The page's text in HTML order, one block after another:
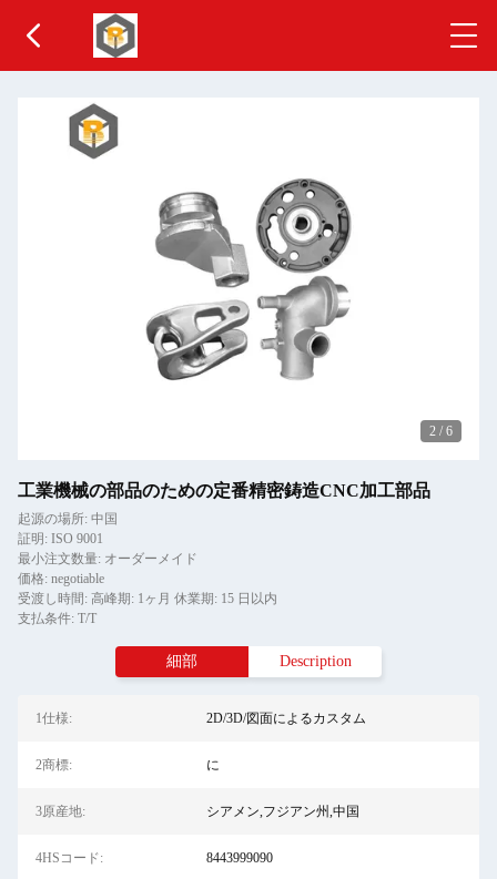
2 / 6
工業機械の部品のための定番精密鋳造CNC加工部品
起源の場所: 中国
証明: ISO 9001
最小注文数量: オーダーメイド
価格: negotiable
受渡し時間: 高峰期: 1ヶ月 休業期: 15 日以内
支払条件: T/T
細部 Description
1仕様: 2D/3D/図面によるカスタム
2商標: に
3原産地: シアメン,フジアン州,中国
4HSコード: 8443999090